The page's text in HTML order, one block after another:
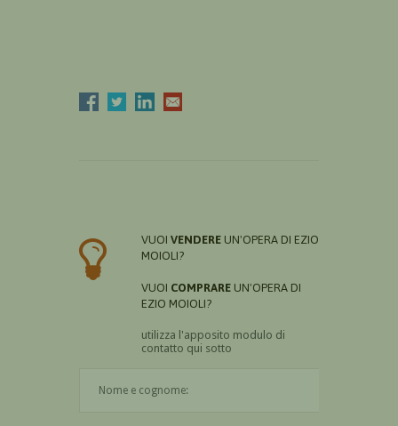
VUOI VENDERE UN'OPERA DI EZIO
MOIOLI?
VUOI COMPRARE UN'OPERA DI
EZIO MOIOLI?
utilizza l'apposito modulo di
contatto qui sotto